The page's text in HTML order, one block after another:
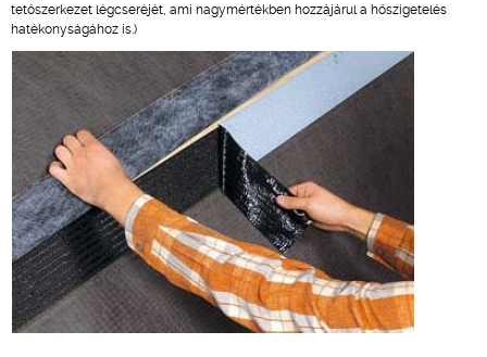
tetőszerkezet légcseréjét, ami nagymértékben hozzájárul a hőszigetelés
hatékonyságához is.)